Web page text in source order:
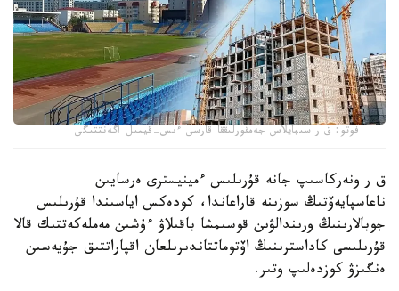
فوتو: ق ر سىبايلاس جەمقورلىققا قارسى ءىس-قيمىل اگەنتتىگى
ق ر ونەركاسىپ جانە قۇرىلىس ءمينيسترى ەرسايىن
ناعاسپايەۆتىڭ سوزىنە قاراعاندا، كودەكس اياسىندا قۇرىلىس
جوبالارىنىڭ ورىندالۋىن قوسىمشا باقىلاۋ ءۇشىن مەملەكەتتىك قالا
قۇرىلىسى كاداسترىنىڭ اۆتوماتتاندىرىلعان اقپاراتتىق جۇيەسىن
ەنگىزۋ كوزدەلىپ وتىر.